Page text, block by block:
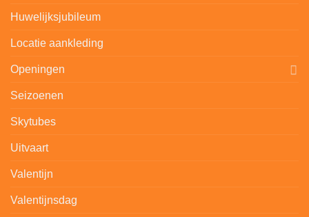
Huwelijksjubileum
Locatie aankleding
Openingen
Seizoenen
Skytubes
Uitvaart
Valentijn
Valentijnsdag